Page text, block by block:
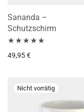
Sananda –
Schutzschirm
Bewertet mit
49,95€